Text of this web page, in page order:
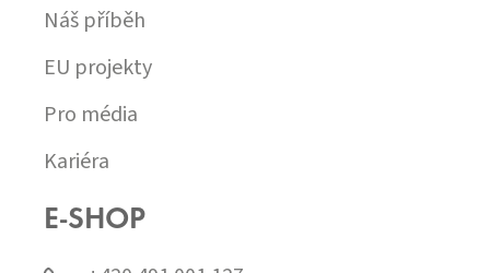
Náš příběh
EU projekty
Pro média
Kariéra
E-SHOP